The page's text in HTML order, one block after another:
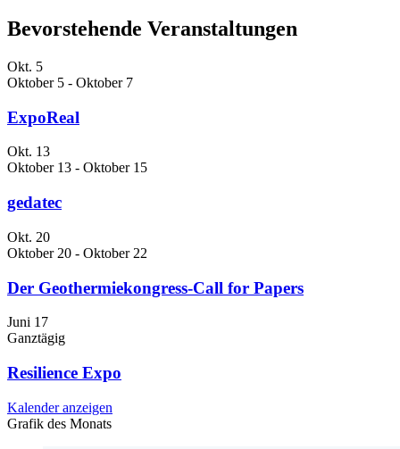
Bevorstehende Veranstaltungen
Okt. 5
Oktober 5 - Oktober 7
ExpoReal
Okt. 13
Oktober 13 - Oktober 15
gedatec
Okt. 20
Oktober 20 - Oktober 22
Der Geothermiekongress-Call for Papers
Juni 17
Ganztägig
Resilience Expo
Kalender anzeigen
Grafik des Monats